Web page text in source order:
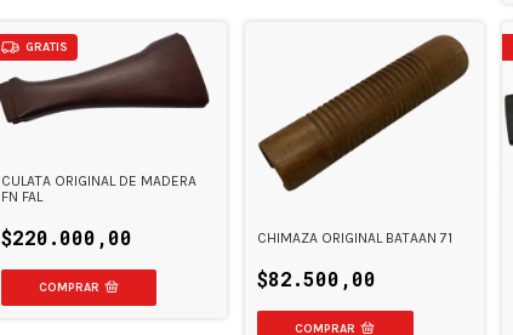
GRATIS
CULATA ORIGINAL DE MADERA
FN FAL
$220.000,00 CHIMAZA ORIGINAL BATAAN 71
$82.500,00